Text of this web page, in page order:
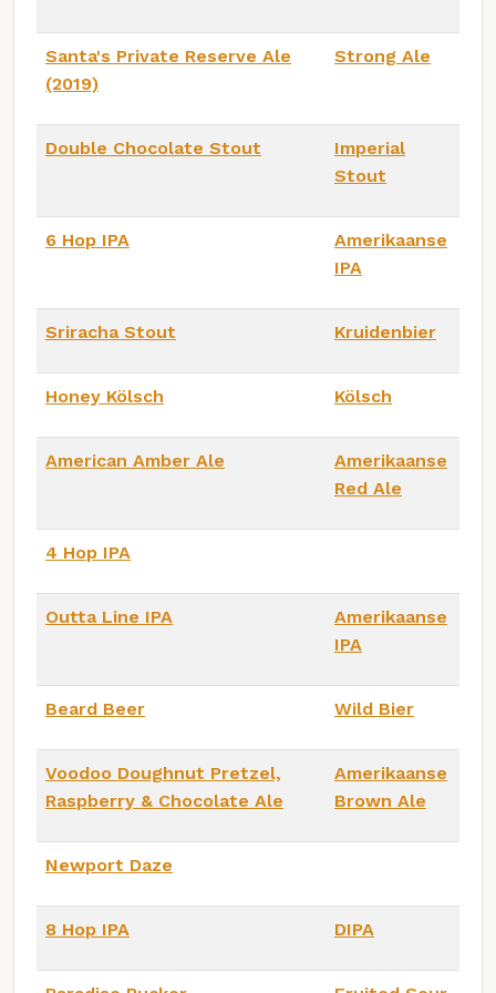
Santa's Private Reserve Ale
(2019)
Strong Ale
Double Chocolate Stout
Imperial
Stout
6 Hop IPA
Amerikaanse
IPA
Sriracha Stout Kruidenbier
Honey Kölsch Kölsch
American Amber Ale
Amerikaanse
Red Ale
4 Hop IPA
Outta Line IPA
Amerikaanse
IPA
Beard Beer Wild Bier
Voodoo Doughnut Pretzel,
Raspberry & Chocolate Ale
Amerikaanse
Brown Ale
Newport Daze
8 Hop IPA DIPA